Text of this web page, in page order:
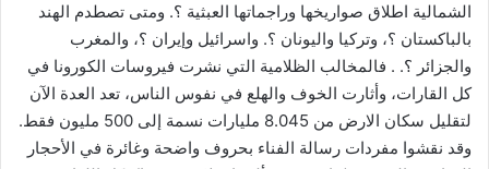
الشمالية اطلاق صواريخها وراجماتها العبثية ؟. ومتى تصطدم الهند
بالباكستان ؟، وتركيا واليونان ؟. واسرائيل وإيران ؟، والمغرب
والجزائر ؟. . فالمخالب الظلامية التي نشرت فيروسات الكورونا في
كل القارات، وأثارت الخوف والهلع في نفوس الناس، تعد العدة الآن
لتقليل سكان الارض من 8.045 مليارات نسمة إلى 500 مليون فقط.
وقد نقشوا مفردات رسالة الفناء بحروف واضحة وغائرة في الأحجار